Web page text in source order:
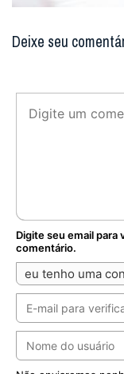
Deixe seu
Digite seu email para
comentário.
eu tenho uma